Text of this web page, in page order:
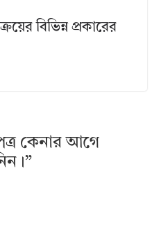
বিভিন্ন প্রকারের
কেনার আগে
”